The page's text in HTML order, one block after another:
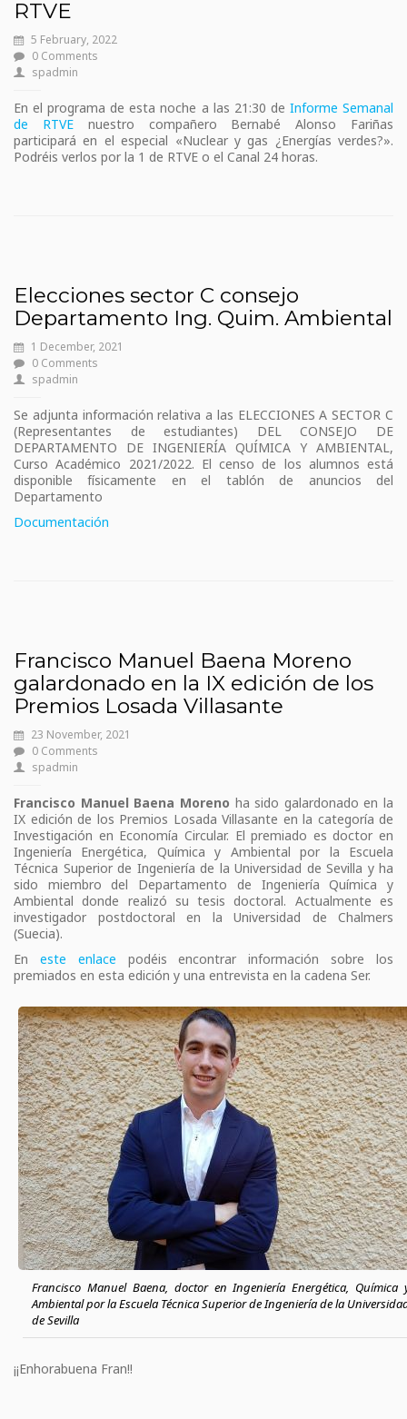
RTVE
5 February, 2022
0 Comments
spadmin
En el programa de esta noche a las 21:30 de Informe Semanal
de RTVEnuestro compañero Bernabé Alonso Fariñas
participará en el especial «Nuclear y gas ¿Energías verdes?».
Podréis verlos por la 1 de RTVE o el Canal 24 horas.
Elecciones sector C consejo
Departamento Ing. Quim. Ambiental
1 December, 2021
0 Comments
spadmin
Se adjunta información relativa a las ELECCIONES A SECTOR C
(Representantes de estudiantes) DEL CONSEJO DE
DEPARTAMENTO DE INGENIERÍA QUÍMICA Y AMBIENTAL,
Curso Académico 2021/2022. El censo de los alumnos está
disponible físicamente en el tablón de anuncios del
Departamento
Documentación
Francisco Manuel Baena Moreno
galardonado en la IX edición de los
Premios Losada Villasante
23 November, 2021
0 Comments
spadmin
Francisco Manuel Baena Moreno ha sido galardonado en la
IX edición de los Premios Losada Villasante en la categoría de
Investigación en Economía Circular. El premiado es doctor en
Ingeniería Energética, Química y Ambiental por la Escuela
Técnica Superior de Ingeniería de la Universidad de Sevilla y ha
sido miembro del Departamento de Ingeniería Química y
Ambiental donde realizó su tesis doctoral. Actualmente es
investigador postdoctoral en la Universidad de Chalmers
(Suecia).
En este enlace podéis encontrar información sobre los
premiados en esta edición y una entrevista en la cadena Ser.
Francisco Manuel Baena, doctor en Ingeniería Energética, Química
Ambiental por la Escuela Técnica Superior de Ingeniería de la
de Sevilla
¡¡Enhorabuena Fran!!